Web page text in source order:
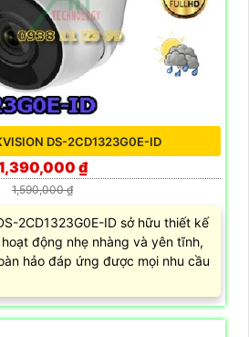
DS-2CD1323G0E-ID
₫
1,590,000 ₫
2CD1323G0E-ID sở hữu thiết kế
động nhẹ nhàng và yên tĩnh,
hảo đáp ứng được mọi nhu cầu